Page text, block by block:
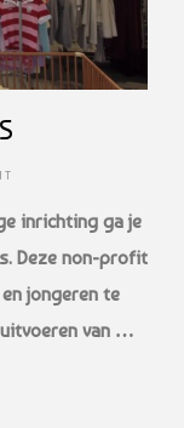
inrichting ga je
Deze non-profit
jongeren te
van …